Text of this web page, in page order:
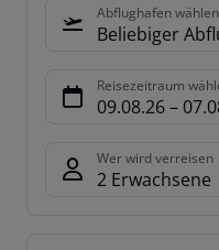
Abflughafen wählen
Beliebiger
Reisezeitraum
09.08.26–
Wer wird verreisen
2 Erwachsene